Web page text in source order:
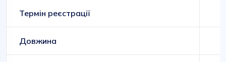
Термін реєстрації
Довжина